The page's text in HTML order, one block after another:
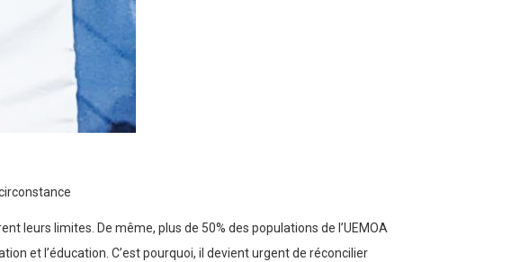
leurs limites. De même, plus de 50% des populations de l’UEMOA
et l’éducation. C’est pourquoi, il devient urgent de réconcilier